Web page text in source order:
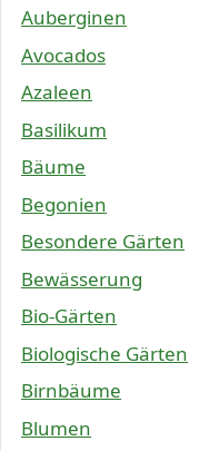
Auberginen
Avocados
Azaleen
Basilikum
Bäume
Begonien
Besondere Gärten
Bewässerung
Bio-Gärten
Biologische Gärten
Birnbäume
Blumen